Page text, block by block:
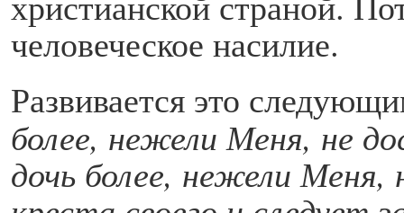
человеческое насилие.
Развивается это
более, нежели Меня, не
дочь более, нежели